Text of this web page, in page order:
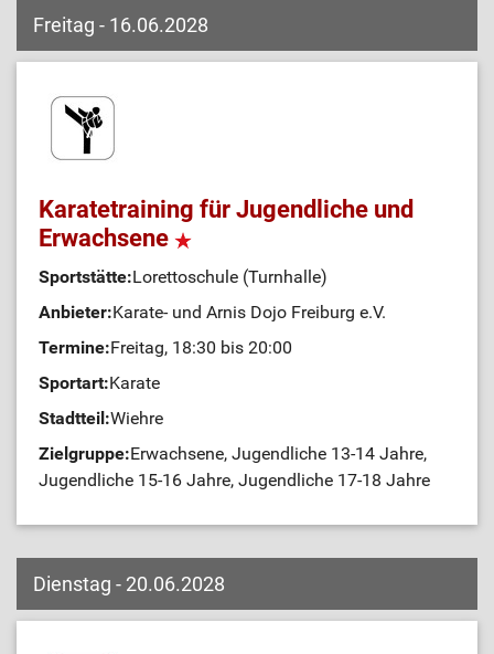
Freitag - 16.06.2028
Karatetraining für Jugendliche und
Erwachsene
Sportstätte:Lorettoschule (Turnhalle)
Anbieter:Karate- und Arnis Dojo Freiburg e.V.
Termine:Freitag, 18:30 bis 20:00
Sportart:Karate
Stadtteil:Wiehre
Zielgruppe:Erwachsene, Jugendliche 13-14 Jahre,
Jugendliche 15-16 Jahre, Jugendliche 17-18 Jahre
Dienstag - 20.06.2028